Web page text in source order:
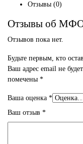
Отзывы (0)
Отзывы об
Отзывов пока нет.
Будьте первым, кто
Ваш адрес email не
помечены *
Ваша оценка *
Ваш отзыв *